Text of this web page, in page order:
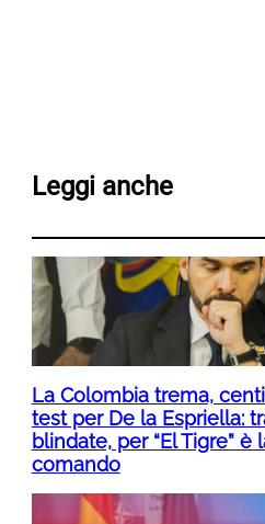
Leggi anche
La Colombia trema,
test per De la Espriella:
blindate, per “El Tigre” è
comando